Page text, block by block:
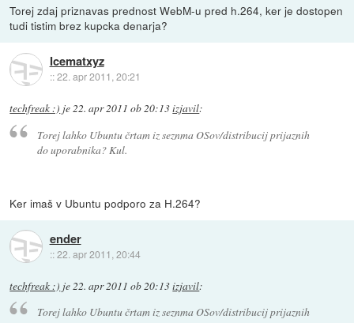
Torej zdaj priznavas prednost WebM-u pred h.264, ker je dostopen
tudi tistim brez kupcka denarja?
Icematxyz
::22. apr 2011, 20:21
techfreak :) je22. apr 2011 ob 20:13izjavil:
Torej lahko Ubuntu črtam iz seznma OSov/distribucij prijaznih
do uporabnika? Kul.
Ker imaš v Ubuntu podporo za H.264?
ender
::22. apr 2011, 20:44
techfreak :) je 22. apr 2011 ob 20:13izjavil:
Torej lahko Ubuntu črtam iz seznma OSov/distribucij prijaznih